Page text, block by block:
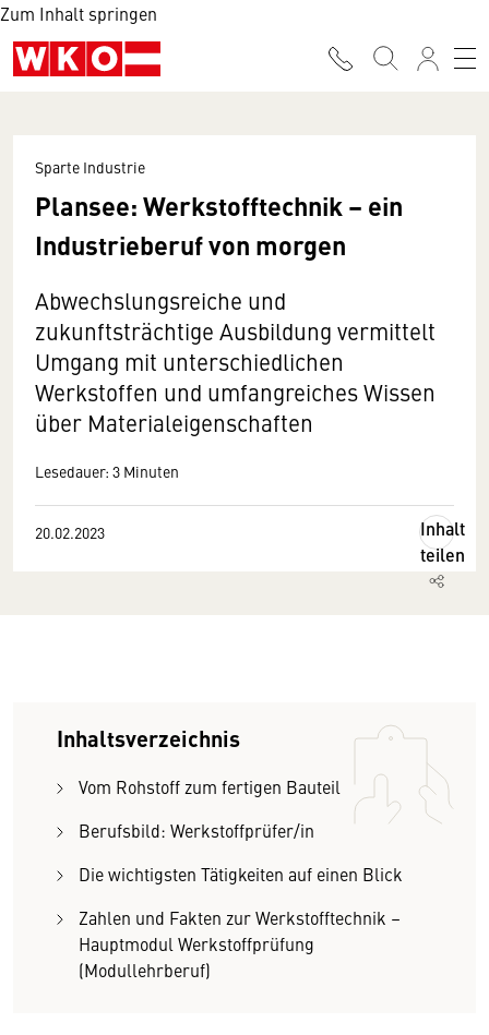
Zum Inhalt springen
Sparte Industrie
Plansee: Werkstofftechnik – ein
Industrieberuf von morgen
Abwechslungsreiche und
zukunftsträchtige Ausbildung vermittelt
Umgang mit unterschiedlichen
Werkstoffen und umfangreiches Wissen
über Materialeigenschaften
Lesedauer: 3 Minuten
20.02.2023
Inhalt
teilen
Inhaltsverzeichnis
Vom Rohstoff zum fertigen Bauteil
Berufsbild: Werkstoffprüfer/in
Die wichtigsten Tätigkeiten auf einen Blick
Zahlen und Fakten zur Werkstofftechnik –
Hauptmodul Werkstoffprüfung
(Modullehrberuf)